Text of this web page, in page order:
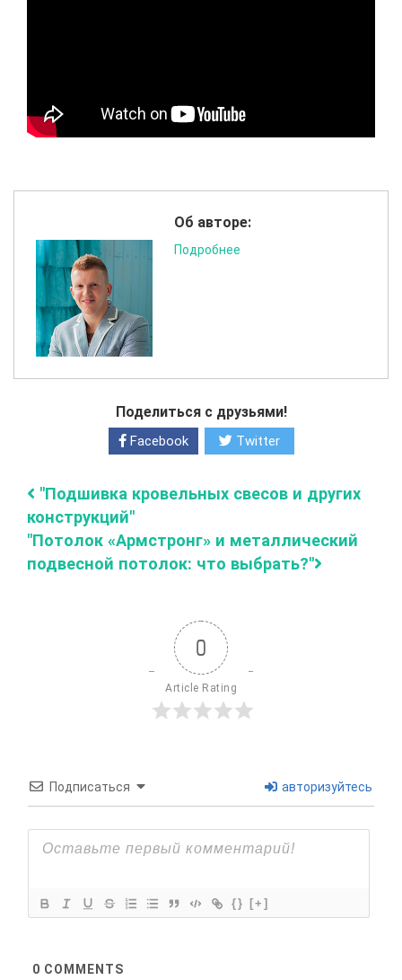
Об авторе:
Подробнее
Поделиться с друзьями!
Facebook Twitter
"Подшивка кровельных свесов и других
конструкций"
"Потолок «Армстронг» и металлический
подвесной потолок: что выбрать?"
0
Article Rating
Подписаться авторизуйтесь
{} [+]
0 COMMENTS